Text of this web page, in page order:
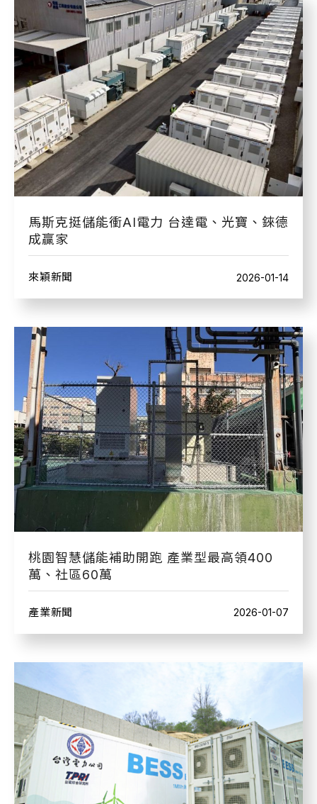
馬斯克挺儲能衝AI電力 台達電、光寶、錸德
成贏家
來穎新聞 2026-01-14
桃園智慧儲能補助開跑 產業型最高領400
萬、社區60萬
產業新聞 2026-01-07